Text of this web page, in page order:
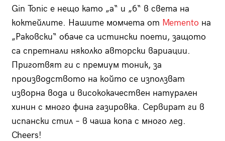
Gin Tonic е нещо като „а“ и „б“ в света на
коктейлите. Нашите момчета от Memento на
„Раковски“ обаче са истински поети, защото
са спретнали няколко авторски вариации.
Приготвят ги с премиум тоник, за
производството на който се използват
изворна вода и висококачествен натурален
хинин с много фина газировка. Сервират ги в
испански стил – в чаша копа с много лед.
Cheers!